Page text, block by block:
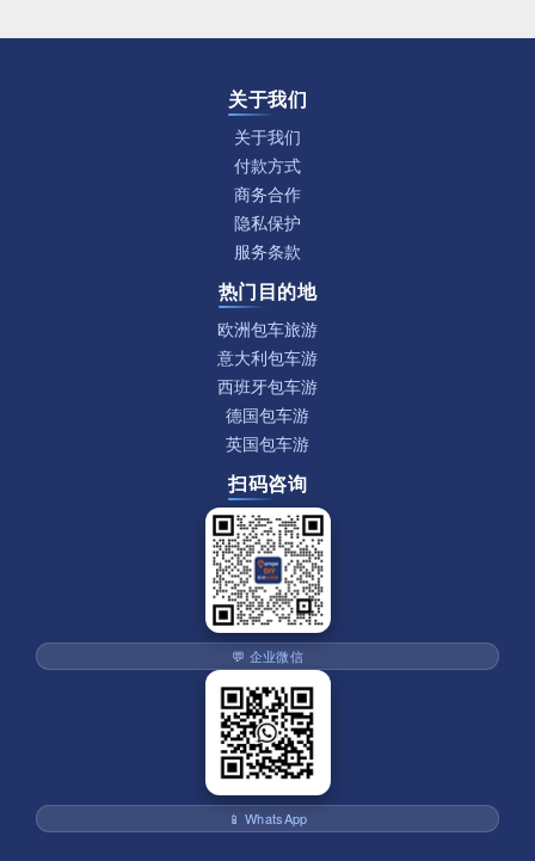
关于我们
关于我们
付款方式
商务合作
隐私保护
服务条款
热门目的地
欧洲包车旅游
意大利包车游
西班牙包车游
德国包车游
英国包车游
扫码咨询
💬 企业微信
📱 WhatsApp